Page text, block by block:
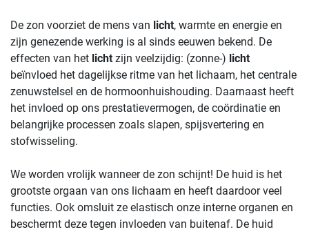
De zon voorziet de mens van licht, warmte en energie en
zijn genezende werking is al sinds eeuwen bekend. De
effecten van het licht zijn veelzijdig: (zonne-) licht
beïnvloed het dagelijkse ritme van het lichaam, het centrale
zenuwstelsel en de hormoonhuishouding. Daarnaast heeft
het invloed op ons prestatievermogen, de coördinatie en
belangrijke processen zoals slapen, spijsvertering en
stofwisseling.
We worden vrolijk wanneer de zon schijnt! De huid is het
grootste orgaan van ons lichaam en heeft daardoor veel
functies. Ook omsluit ze elastisch onze interne organen en
beschermt deze tegen invloeden van buitenaf. De huid